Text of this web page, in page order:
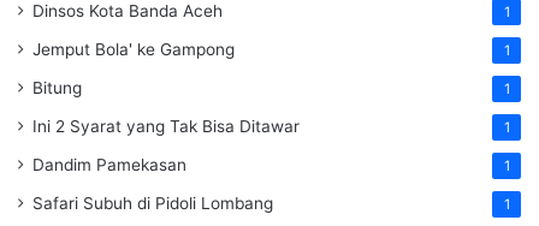
Dinsos Kota Banda Aceh 1
Jemput Bola' ke Gampong 1
Bitung 1
Ini 2 Syarat yang Tak Bisa Ditawar 1
Dandim Pamekasan 1
Safari Subuh di Pidoli Lombang 1